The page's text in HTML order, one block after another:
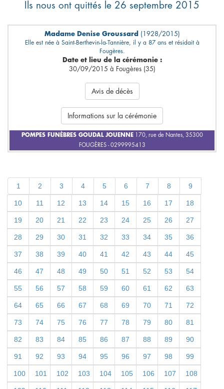
Ils nous ont quittés le 26 septembre 2015
Madame Denise Groussard (1928/2015)
Elle est née à Saint-Berthevin-la-Tannière, il y a 87 ans et résidait à
Fougères.
Date et lieu de la cérémonie :
30/09/2015 à Fougères (35)
Avis de décès
Informations sur la cérémonie
POMPES FUNÈBRES GOUDAL JOUENNE170, rue de Nantes, 35300
FOUGÈRES - 0299995413
1 2 3 4 5 6 7 8 9
10 11 12 13 14 15 16 17 18
19 20 21 22 23 24 25 26 27
28 29 30 31 32 33 34 35 36
37 38 39 40 41 42 43 44 45
46 47 48 49 50 51 52 53 54
55 56 57 58 59 60 61 62 63
64 65 66 67 68 69 70 71 72
73 74 75 76 77 78 79 80 81
82 83 84 85 86 87 88 89 90
91 92 93 94 95 96 97 98 99
100 101 102 103 104 105 106 107 108